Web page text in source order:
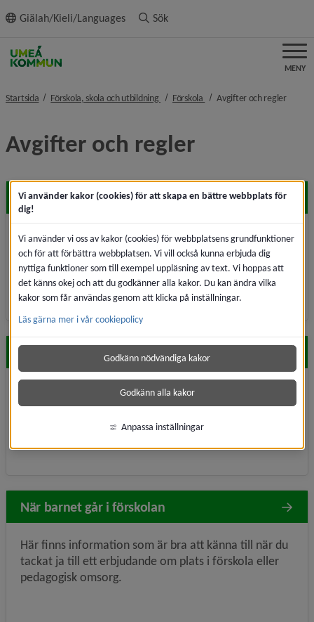
innehållet
Giälah/Kieli/Languages Sök
MENY
Startsida Förskola, skola och utbildning nivå i brödsmulenavigeringen
Förskola nivå i brödsmulenavigeringen
Avgifter och reglernivå i
Avgifter och regler
Avgift
Du betalar för platsen och inte för den tid barnet är i
verksamheten. Det är hushållets sammanlagda
inkomst som påverkar avgiften.
Vem har rätt till förskola?
Barn som är bosatt och folkbokförd i Umeå kommun
kan börja i förskolan från 1 års ålder och till de börjar
När barnet går i förskolan
Här finns information som är bra att känna till när du
tackat ja till ett erbjudande om plats i förskola eller
pedagogisk omsorg.
Vi använder kakor (cookies) för att skapa en bättre webbplats för
dig!
Vi använder vi oss av kakor (cookies) för webbplatsens grundfunktioner
och för att förbättra webbplatsen. Vi vill också kunna erbjuda dig
nyttiga funktioner som till exempel uppläsning av text. Vi hoppas att
det känns okej och att du godkänner alla kakor. Du kan ändra vilka
kakor som får användas genom att klicka på inställningar.
Läs gärna mer i vår cookiepolicy
Godkänn nödvändiga kakor
Godkänn alla kakor
Anpassa inställningar